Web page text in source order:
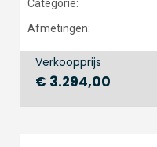
Categorie:
Afmetingen:
Verkoopprijs
€ 3.294,00